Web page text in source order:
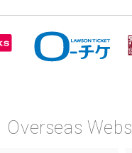
Overseas